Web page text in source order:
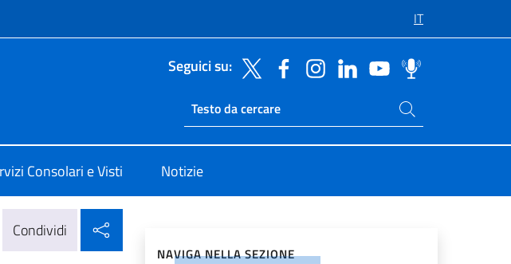
IT
Seguici su:
Ricerca sito live
Cerca nel sito
Consolari e Visti Notizie
Condividi
NAVIGA NELLA SEZIONE